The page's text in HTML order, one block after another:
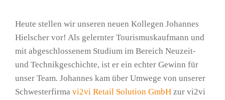
Heute stellen wir unseren neuen Kollegen Johannes
Hielscher vor! Als gelernter Tourismuskaufmann und
mit abgeschlossenem Studium im Bereich Neuzeit-
und Technikgeschichte, ist er ein echter Gewinn für
unser Team. Johannes kam über Umwege von unserer
Schwesterfirma vi2vi Retail Solution GmbH zur vi2vi